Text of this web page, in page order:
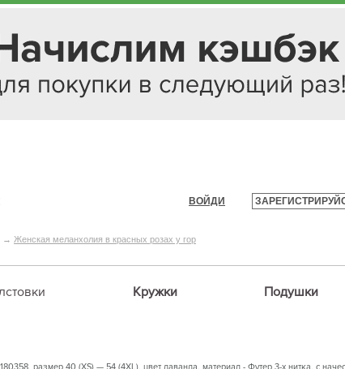
ВОЙДИ
→ Женская меланхолия в красных розах у гор
Кружки Подушки